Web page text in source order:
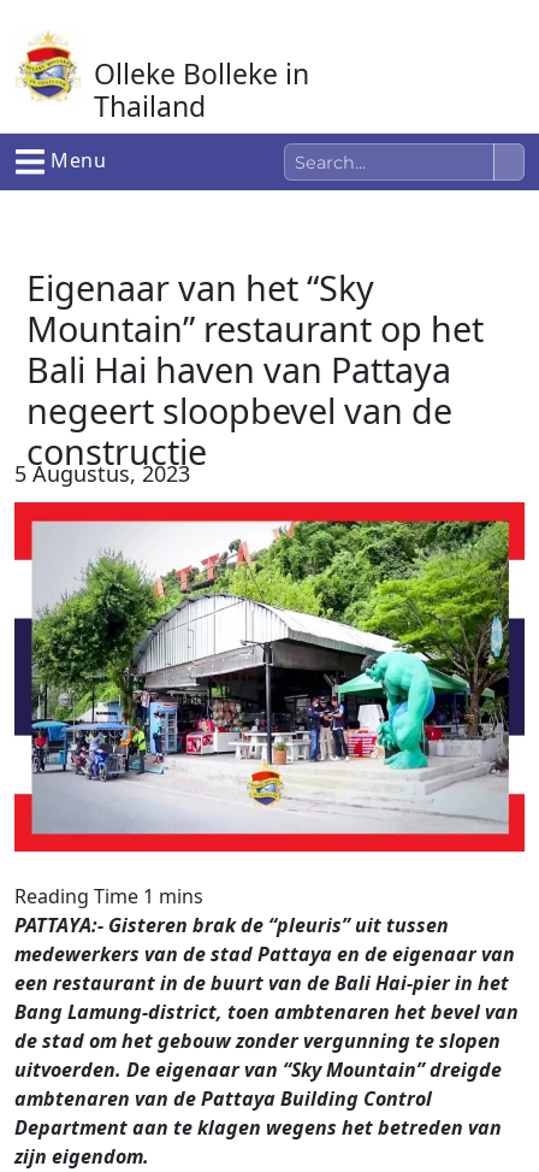
naar
de
inhoud
Olleke Bolleke in
Thailand
In Thailand
Menu
Eigenaar van het “Sky
Mountain” restaurant op het
Bali Hai haven van Pattaya
negeert sloopbevel van de
constructie
5 Augustus, 2023
PATTAYA:- Gisteren brak de “pleuris” uit tussen
medewerkers van de stad Pattaya en de eigenaar van
een restaurant in de buurt van de Bali Hai-pier in het
Bang Lamung-district, toen ambtenaren het bevel van
de stad om het gebouw zonder vergunning te slopen
uitvoerden. De eigenaar van “Sky Mountain” dreigde
ambtenaren van de Pattaya Building Control
Department aan te klagen wegens het betreden van
zijn eigendom.